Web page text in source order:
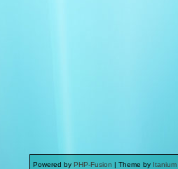
Powered by PHP-Fusion | Theme by Itanium